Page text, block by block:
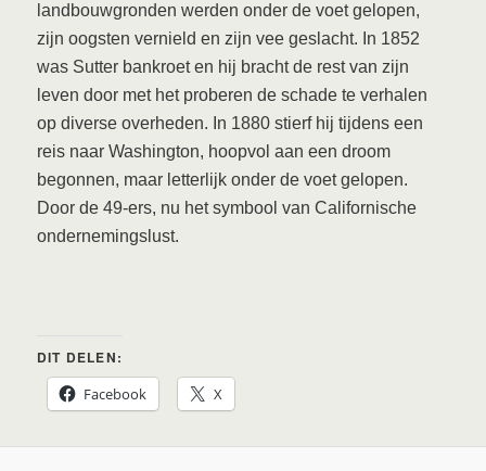
landbouwgronden werden onder de voet gelopen,
zijn oogsten vernield en zijn vee geslacht. In 1852
was Sutter bankroet en hij bracht de rest van zijn
leven door met het proberen de schade te verhalen
op diverse overheden. In 1880 stierf hij tijdens een
reis naar Washington, hoopvol aan een droom
begonnen, maar letterlijk onder de voet gelopen.
Door de 49-ers, nu het symbool van Californische
ondernemingslust.
DIT DELEN:
Facebook
X